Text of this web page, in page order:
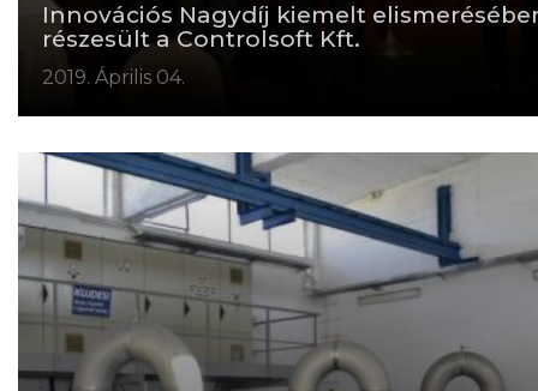
Innovációs Nagydíj kiemelt
részesült a Controlsoft Kft.
2019. Április 04.